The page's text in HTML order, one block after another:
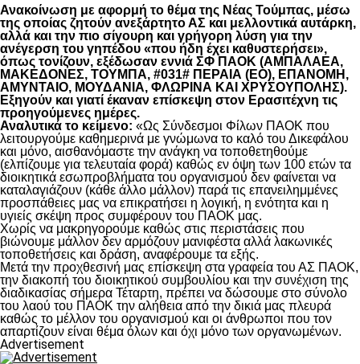
Ανακοίνωση με αφορμή το θέμα της Νέας Τούμπας, μέσω
της οποίας ζητούν ανεξάρτητο ΑΣ και μελλοντικά αυτάρκη,
αλλά και την πιο σίγουρη και γρήγορη λύση για την
ανέγερση του γηπέδου «που ήδη έχει καθυστερήσει»,
όπως τονίζουν, εξέδωσαν εννιά ΣΦ ΠΑΟΚ (ΑΜΠΑΛΑΕΑ,
ΜΑΚΕΔΟΝΕΣ, ΤΟΥΜΠΑ, #031# ΠΕΡΑΙΑ (ΕΟ), ΕΠΑΝΟΜΗ,
ΑΜΥΝΤΑΙΟ, ΜΟΥΔΑΝΙΑ, ΦΛΩΡΙΝΑ ΚΑΙ ΧΡΥΣΟΥΠΟΛΗΣ).
Εξηγούν και γιατί έκαναν επίσκεψη στον Ερασιτέχνη τις
προηγούμενες ημέρες.
Αναλυτικά το κείμενο: «Ως Σύνδεσμοι Φίλων ΠΑΟΚ που
λειτουργούμε καθημερινά με γνώμωνα το καλό του Δικεφάλου
και μόνο, αισθανόμαστε την ανάγκη να τοποθετηθούμε
(ελπίζουμε για τελευταία φορά) καθώς εν όψη των 100 ετών τα
διοικητικά εσωπροβλήματα του οργανισμού δεν φαίνεται να
καταλαγιάζουν (κάθε άλλο μάλλον) παρά τις επανειλημμένες
προσπάθειες μας να επικρατήσει η λογική, η ενότητα και η
υγιείς σκέψη προς συμφέρουν του ΠΑΟΚ μας.
Χωρίς να μακρηγορούμε καθώς στις περιστάσεις που
βιώνουμε μάλλον δεν αρμόζουν μανιφέστα αλλά λακωνικές
τοποθετήσεις και δράση, αναφέρουμε τα εξής.
Μετά την προχθεσινή μας επίσκεψη στα γραφεία του ΑΣ ΠΑΟΚ,
την διακοπή του διοικητικού συμβουλίου και την συνέχιση της
διαδικασίας σήμερα Τέταρτη, πρέπει να δώσουμε στο σύνολο
του λαού του ΠΑΟΚ την αλήθεια από την δικιά μας πλευρά
καθώς το μέλλον του οργανισμού και οι άνθρωποι που τον
απαρτίζουν είναι θέμα όλων και όχι μόνο των οργανωμένων.
Advertisement